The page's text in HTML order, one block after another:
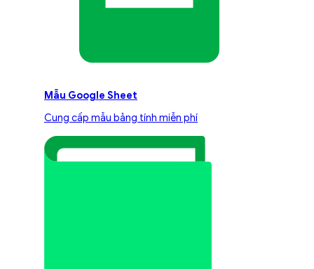
Mẫu Google Sheet
Cung cấp mẫu bảng tính miễn phí